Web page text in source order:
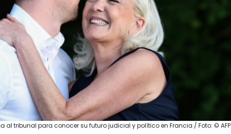
al tribunal para conocer su futuro judicial y político en Francia / Foto: © AFP